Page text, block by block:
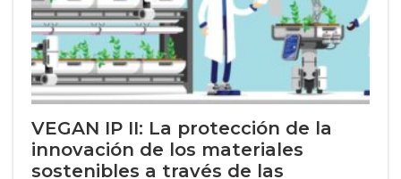
VEGAN IP II: La protección de la
innovación de los materiales
sostenibles a través de las